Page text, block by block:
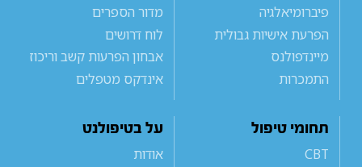
פיברומיאלגיה
הפרעת אישיות גבולית
מיינדפולנס
התמכרות
מדור הספרים
לוח דרושים
אבחון הפרעות קשב וריכוז
אינדקס מטפלים
תחומי טיפול
CBT
על בטיפולנט
אודות